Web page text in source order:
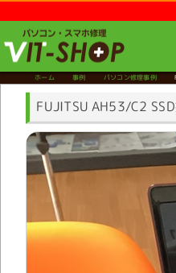
ホーム 事例 パソコン修理事例
FUJITSU AH53/C2